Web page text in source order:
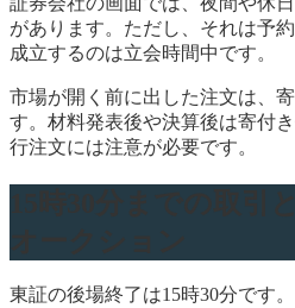
があります。ただし、それは予
成立するのは立会時間中です。
市場が開く前に出した注文は、
す。材料発表後や決算後は寄付
行注文には注意が必要です。
東証の後場終了は15時30分です